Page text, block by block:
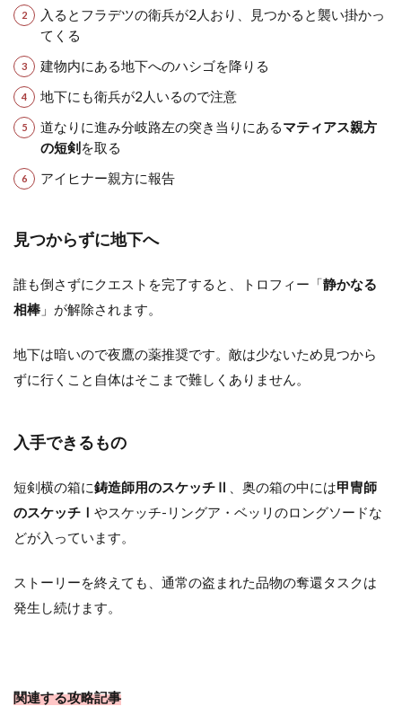
入るとフラデツの衛兵が2人おり、見つかると襲い掛かっ
てくる
建物内にある地下へのハシゴを降りる
地下にも衛兵が2人いるので注意
道なりに進み分岐路左の突き当りにあるマティアス親方
の短剣を取る
アイヒナー親方に報告
見つからずに地下へ
誰も倒さずにクエストを完了すると、トロフィー「静かなる
相棒」が解除されます。
地下は暗いので夜鷹の薬推奨です。敵は少ないため見つから
ずに行くこと自体はそこまで難しくありません。
入手できるもの
短剣横の箱に鋳造師用のスケッチⅡ 、奥の箱の中には甲冑師
のスケッチⅠ やスケッチ-リングア・ベッリのロングソードな
どが入っています。
ストーリーを終えても、通常の盗まれた品物の奪還タスクは
発生し続けます。
関連する攻略記事